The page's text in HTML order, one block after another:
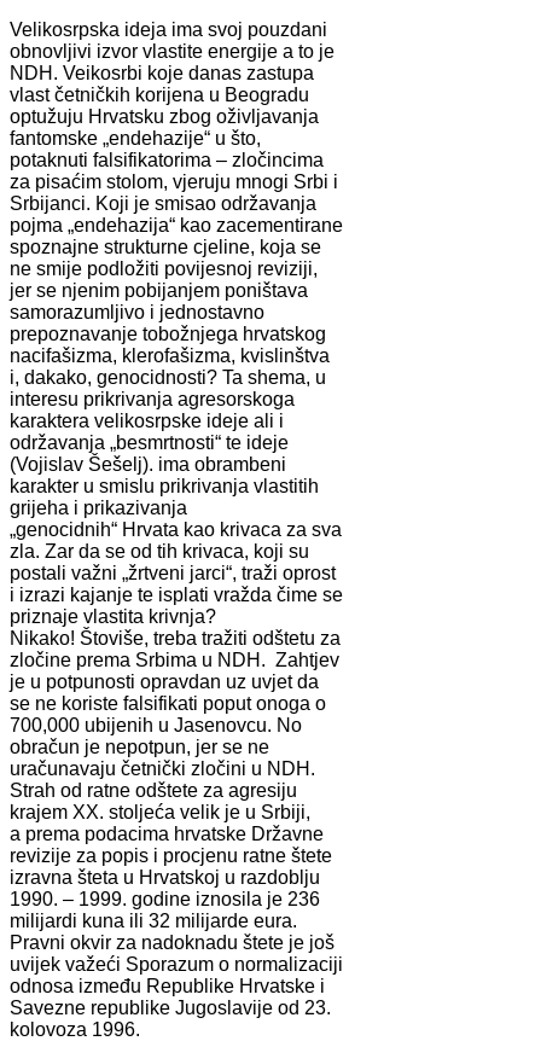
Velikosrpska ideja ima svoj pouzdani
obnovljivi izvor vlastite energije a to je
NDH. Veikosrbi koje danas zastupa
vlast četničkih korijena u Beogradu
optužuju Hrvatsku zbog oživljavanja
fantomske „endehazije“ u što,
potaknuti falsifikatorima – zločincima
za pisaćim stolom, vjeruju mnogi Srbi i
Srbijanci. Koji je smisao održavanja
pojma „endehazija“ kao zacementirane
spoznajne strukturne cjeline, koja se
ne smije podložiti povijesnoj reviziji,
jer se njenim pobijanjem poništava
samorazumljivo i jednostavno
prepoznavanje tobožnjega hrvatskog
nacifašizma, klerofašizma, kvislinštva
i, dakako, genocidnosti? Ta shema, u
interesu prikrivanja agresorskoga
karaktera velikosrpske ideje ali i
održavanja „besmrtnosti“ te ideje
(Vojislav Šešelj). ima obrambeni
karakter u smislu prikrivanja vlastitih
grijeha i prikazivanja
„genocidnih“ Hrvata kao krivaca za sva
zla. Zar da se od tih krivaca, koji su
postali važni „žrtveni jarci“, traži oprost
i izrazi kajanje te isplati vražda čime se
priznaje vlastita krivnja?
Nikako! Štoviše, treba tražiti odštetu za
zločine prema Srbima u NDH. Zahtjev
je u potpunosti opravdan uz uvjet da
se ne koriste falsifikati poput onoga o
700,000 ubijenih u Jasenovcu. No
obračun je nepotpun, jer se ne
uračunavaju četnički zločini u NDH.
Strah od ratne odštete za agresiju
krajem XX. stoljeća velik je u Srbiji,
a prema podacima hrvatske Državne
revizije za popis i procjenu ratne štete
izravna šteta u Hrvatskoj u razdoblju
1990. – 1999. godine iznosila je 236
milijardi kuna ili 32 milijarde eura.
Pravni okvir za nadoknadu štete je još
uvijek važeći Sporazum o normalizaciji
odnosa između Republike Hrvatske i
Savezne republike Jugoslavije od 23.
kolovoza 1996.